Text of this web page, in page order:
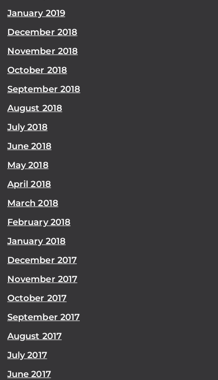
January 2019
December 2018
November 2018
October 2018
September 2018
August 2018
July 2018
June 2018
May 2018
April 2018
March 2018
February 2018
January 2018
December 2017
November 2017
October 2017
September 2017
August 2017
July 2017
June 2017